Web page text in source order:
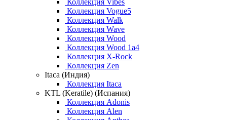
Коллекция Vibes
Коллекция Vogue5
Коллекция Walk
Коллекция Wave
Коллекция Wood
Коллекция Wood 1a4
Коллекция X-Rock
Коллекция Zen
Itaca (Индия)
Коллекция Itaca
KTL (Keratile) (Испания)
Коллекция Adonis
Коллекция Alen